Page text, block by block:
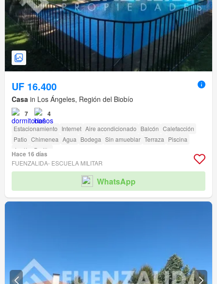
UF 16.400
Casa in Los Ángeles, Región del Biobío
7 4
Estacionamiento Internet Aire acondicionado Balcón Calefacción
Patio Chimenea Agua Bodega Sin amueblar Terraza Piscina
Jardín
Parilla
Hace 16 días
FUENZALIDA- ESCUELA MILITAR
WhatsApp